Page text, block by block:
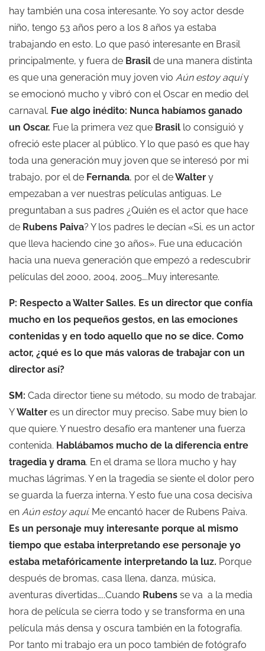
hay también una cosa interesante. Yo soy actor desde
niño, tengo 53 años pero a los 8 años ya estaba
trabajando en esto. Lo que pasó interesante en Brasil
principalmente, y fuera de Brasil de una manera distinta
es que una generación muy joven vio Aún estoy aquíy
se emocionó mucho y vibró con el Oscar en medio del
carnaval. Fue algo inédito: Nunca habíamos ganado
un Oscar. Fue la primera vez que Brasil lo consiguió y
ofreció este placer al público. Y lo que pasó es que hay
toda una generación muy joven que se interesó por mi
trabajo, por el de Fernanda, por el deWalter y
empezaban a ver nuestras películas antiguas. Le
preguntaban a sus padres ¿Quién es el actor que hace
de Rubens Paiva? Y los padres le decían «Si, es un actor
que lleva haciendo cine 30 años». Fue una educación
hacia una nueva generación que empezó a redescubrir
películas del 2000, 2004, 2005….Muy interesante.
P: Respecto aWalter Salles. Es un director que confía
mucho en los pequeños gestos, en las emociones
contenidas y en todo aquello que no se dice. Como
actor, ¿qué es lo que más valoras de trabajar con un
director así?
SM: Cada director tiene su método, su modo de trabajar.
YWalter es un director muy preciso. Sabe muy bien lo
que quiere. Y nuestro desafío era mantener una fuerza
contenida. Hablábamos mucho de la diferencia entre
tragedia y drama. En el drama se llora mucho y hay
muchas lágrimas. Y en la tragedia se siente el dolor pero
se guarda la fuerza interna. Y esto fue una cosa decisiva
en Aún estoy aquí. Me encantó hacer de Rubens Paiva.
Es un personaje muy interesante porque al mismo
tiempo que estaba interpretando ese personaje yo
estaba metafóricamente interpretando la luz. Porque
después de bromas, casa llena, danza, música,
aventuras divertidas…..Cuando Rubens se va a la media
hora de película se cierra todo y se transforma en una
película más densa y oscura también en la fotografía.
Por tanto mi trabajo era un poco también de fotógrafo